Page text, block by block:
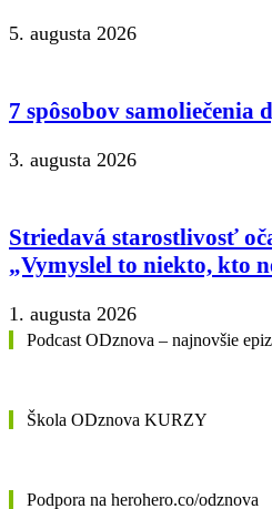
5. augusta 2026
7 spôsobov
3. augusta 2026
Striedavá starostlivosť
„Vymyslel to niekto, kto
1. augusta 2026
Podcast ODznova – najnovšie
Škola ODznova KURZY
Podpora na herohero.co/odznova